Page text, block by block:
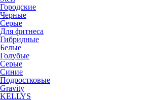
Городские
Черные
Серые
Для фитнеса
Гибридные
Белые
Голубые
Серые
Синие
Подростковые
Gravity
KELLYS